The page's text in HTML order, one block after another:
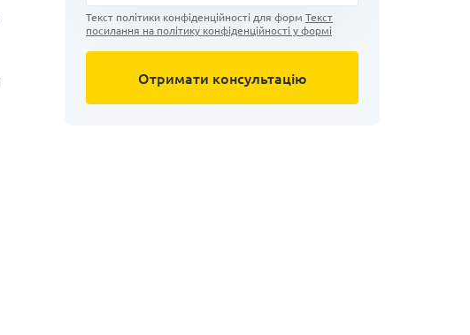
Текст політики конфіденційності для форм Текст
посилання на політику конфіденційності у формі